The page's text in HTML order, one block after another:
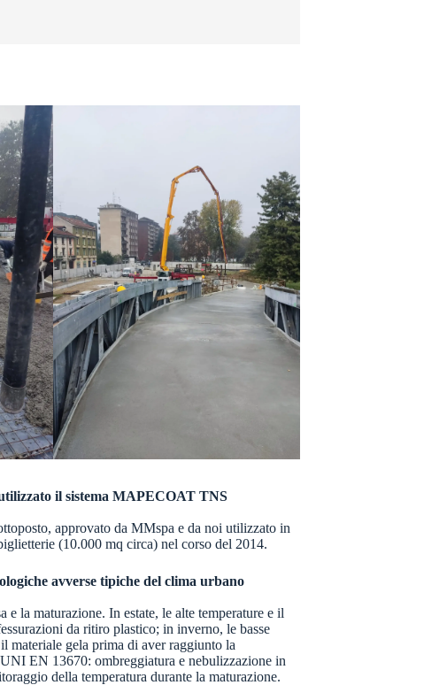
il sistema MAPECOAT TNS
approvato da MMspa e da noi utilizzato in
(10.000 mq circa) nel corso del 2014.
avverse tipiche del clima urbano
la maturazione. In estate, le alte temperature e il
da ritiro plastico; in inverno, le basse
materiale gela prima di aver raggiunto la
EN 13670: ombreggiatura e nebulizzazione in
della temperatura durante la maturazione.